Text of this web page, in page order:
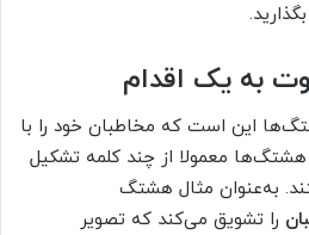
این است که مخاطبان خود را با
هشتگ‌ها معمولا از چند کلمه تشکیل
به‌عنوان مثال هشتگ
را تشویق می‌کند که تصویر